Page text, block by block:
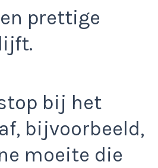
prettige
bij het
bijvoorbeeld,
moeite die